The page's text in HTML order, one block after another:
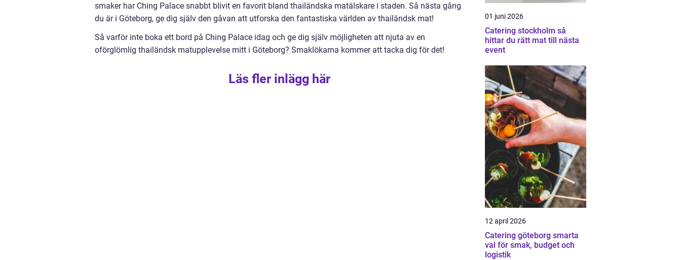
smaker har Ching Palace snabbt blivit en favorit bland thailändska matälskare i staden. Så nästa gång
du är i Göteborg, ge dig själv den gåvan att utforska den fantastiska världen av thailändsk mat!
Så varför inte boka ett bord på Ching Palace idag och ge dig själv möjligheten att njuta av en
oförglömlig thailändsk matupplevelse mitt i Göteborg? Smaklökarna kommer att tacka dig för det!
Läs fler inlägg här
01 juni 2026
Catering stockholm så
hittar du rätt mat till nästa
event
12 april 2026
Catering göteborg smarta
val för smak, budget och
logistik